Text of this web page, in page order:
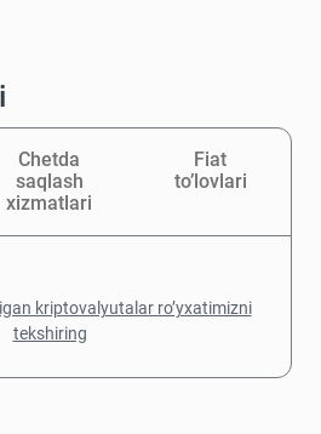
Chetda
saqlash
xizmatlari
Fiat
to’lovlari
kriptovalyutalar ro’yxatimizni
tekshiring